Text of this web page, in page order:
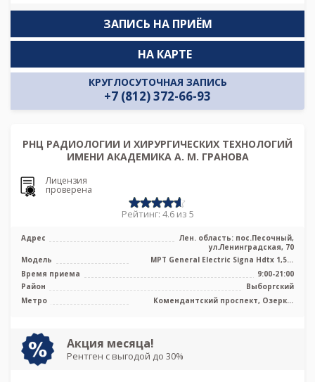
ЗАПИСЬ НА ПРИЁМ
КРУГЛОСУТОЧНАЯ ЗАПИСЬ
+7 (812) 372-66-93
НА КАРТЕ
РНЦ РАДИОЛОГИИ И ХИРУРГИЧЕСКИХ ТЕХНОЛОГИЙ
ИМЕНИ АКАДЕМИКА А. М. ГРАНОВА
Лицензия
проверена
Рейтинг: 4.6 из 5
Адрес
Лен. область: пос.Песочный,
ул.Ленинградская, 70
Модель
МРТ General Electric Signa Hdtx 1,5T,
МРТ Toshiba Titan Vantage 1.5T в ...
Время приема
9:00-21:00
Район
Выборгский
Метро
Комендантский проспект, Озерки,
Акция месяца!
Рентген с выгодой до 30%